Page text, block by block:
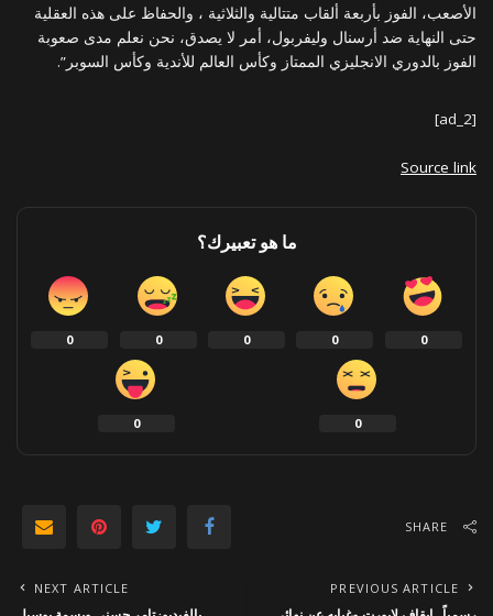
الأصعب، الفوز بأربعة ألقاب متتالية والثلاثية ، والحفاظ على هذه العقلية
حتى النهاية ضد أرسنال وليفربول، أمر لا يصدق، نحن نعلم مدى صعوبة
الفوز بالدوري الانجليزي الممتاز وكأس العالم للأندية وكأس السوبر”.
[ad_2]
Source link
ما هو تعبيرك؟
0
0
0
0
0
0
0
SHARE
PREVIOUS ARTICLE
NEXT ARTICLE